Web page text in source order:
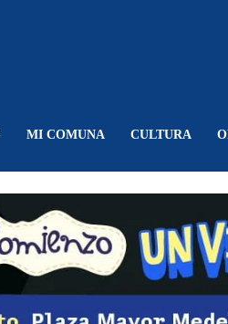
MI COMUNA CULTURA